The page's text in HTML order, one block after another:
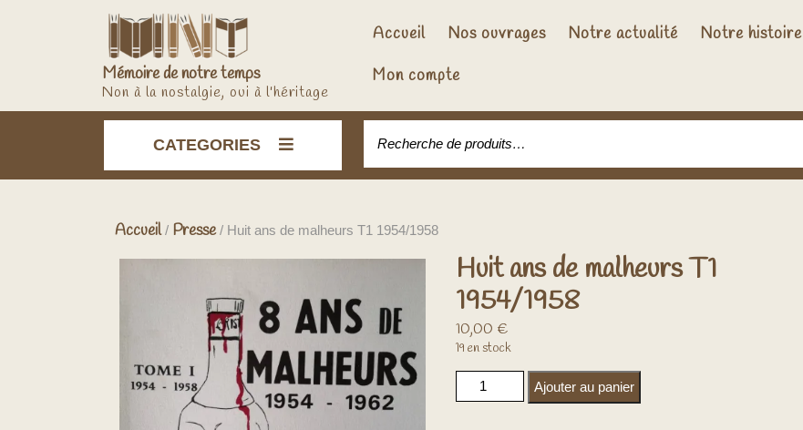
Mémoire de notre temps
Non à la nostalgie, oui à l'héritage
Accueil Nos ouvrages Notre actualité Notre histoire
Mon compte
CATEGORIES
Accueil/ Presse/ Huit ans de malheurs T1 1954/1958
Huit ans de malheurs T1
1954/1958
10,00 €
19 en stock
quantité de Huit ans de malheurs T1 1954/1958
Ajouter au panier